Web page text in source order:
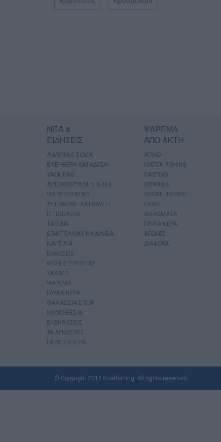
ΝΕΑ &
ΕΙΔΗΣΕΙΣ
ΛΙΜΕΝΙΚΟ ΣΩΜΑ
ΕΛΕΥΘΕΡΗ ΚΑΤΑΔΥΣΗ
YACHTING
AYTOKINHTA SUV & 4x4
ΨΑΡΟΤΟΥΦΕΚΟ
ΑΥΤΟΝΟΜΗ ΚΑΤΑΔΥΣΗ
ΙΣΤΙΟΠΛΟΙΑ
ΤΑΞΙΔΙΑ
ΕΠΑΓΓΕΛΜΑΤΙΚΗ ΑΛΙΕΙΑ
ΝΑΥΤΙΛΙΑ
ΕΚΘΕΣΕΙΣ
ΘΕΣΕΙΣ ΕΡΓΑΣΙΑΣ
ΣΚΑΦΟΣ
ΨΑΡΕΜΑ
ΓΛΥΚΑ ΝΕΡΑ
ΘΑΛΑΣΣΙΑ ΣΠΟΡ
ΝΟΜΟΘΕΣΙΑ
ΕΚΔΗΛΩΣΕΙΣ
ΑΝΑΓΝΩΣΤΕΣ
ΠΕΡΙΣΣΟΤΕΡΑ
ΨΑΡΕΜΑ
ΑΠΟ ΑΚΤΗ
ΑΠΙΚΟ
MATCH FISHING
CASTING
SPINNING
SHORE JIGGING
EGING
ΔΟΛΩΜΑΤΑ
ΓΛΥΚΑ ΝΕΡΑ
ΑΓΩΝΕΣ
ΔΙΑΦΟΡΑ
© Copyright 2017 Boatfishing. All rights reserved.